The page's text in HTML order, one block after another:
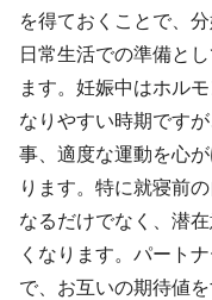
を得ておくことで、
日常生活での準備と
ます。妊娠中はホル
なりやすい時期です
事、適度な運動を心
ります。特に就寝前
なるだけでなく、潜
くなります。パート
で、お互いの期待値